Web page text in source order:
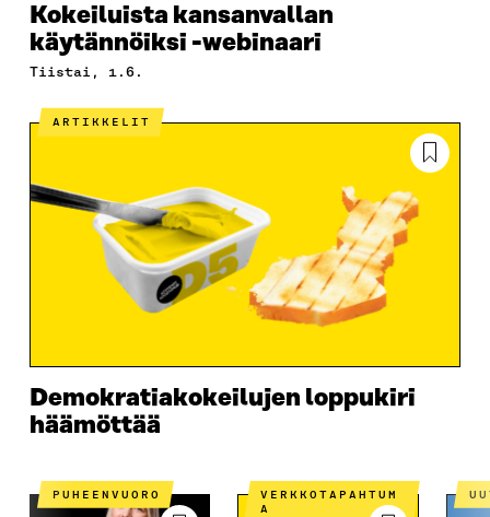
Kokeiluista kansanvallan
käytännöiksi -webinaari
tiistai, 1.6.
ARTIKKELIT
Demokratiakokeilujen loppukiri
häämöttää
PUHEENVUORO
VERKKOTAPAHTUM
A